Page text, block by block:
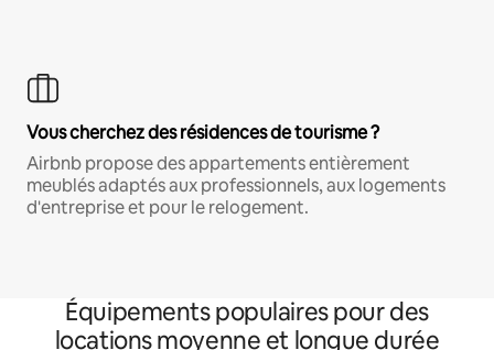
Vous cherchez des résidences de tourisme ?
Airbnb propose des appartements entièrement
meublés adaptés aux professionnels, aux logements
d'entreprise et pour le relogement.
Équipements populaires pour des
locations moyenne et longue durée